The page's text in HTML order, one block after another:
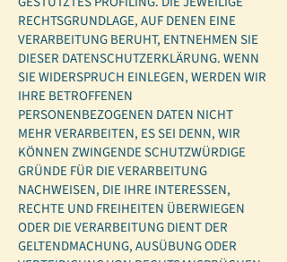
RECHTSGRUNDLAGE, AUF DENEN EINE
VERARBEITUNG BERUHT, ENTNEHMEN SIE
DIESER DATENSCHUTZERKLÄRUNG. WENN
SIE WIDERSPRUCH EINLEGEN, WERDEN WIR
IHRE BETROFFENEN
PERSONENBEZOGENEN DATEN NICHT
MEHR VERARBEITEN, ES SEI DENN, WIR
KÖNNEN ZWINGENDE SCHUTZWÜRDIGE
GRÜNDE FÜR DIE VERARBEITUNG
NACHWEISEN, DIE IHRE INTERESSEN,
RECHTE UND FREIHEITEN ÜBERWIEGEN
ODER DIE VERARBEITUNG DIENT DER
GELTENDMACHUNG, AUSÜBUNG ODER